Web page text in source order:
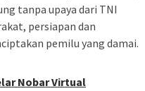
tanpa upaya dari TNI
persiapan dan
pemilu yang damai.
Nobar Virtual